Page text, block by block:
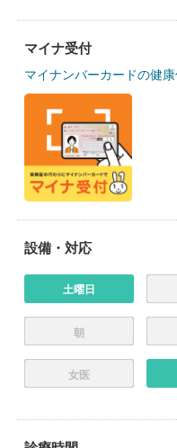
マイナ受付
マイナンバーカードの健
設備・対応
土曜日
朝
女医